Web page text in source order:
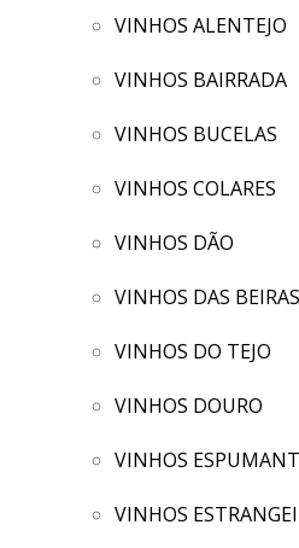
VINHOS ALENTEJO
VINHOS BAIRRADA
VINHOS BUCELAS
VINHOS COLARES
VINHOS DÃO
VINHOS DAS BEIRAS
VINHOS DO TEJO
VINHOS DOURO
VINHOS
VINHOS